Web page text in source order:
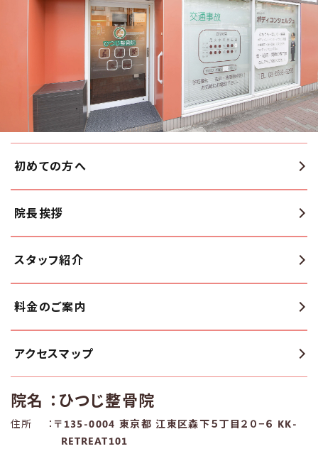
初めての方へ
院長挨拶
スタッフ紹介
料金のご案内
アクセスマップ
院名 ：ひつじ整骨院
住所 ： 〒135-0004 東京都 江東区森下５丁目２０−６ KK-
RETREAT101